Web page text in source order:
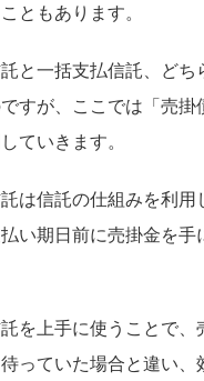
ともあります。
と一括支払信託、どち
すが、ここでは「売掛
ていきます。
は信託の仕組みを利用
払い期日前に売掛金を手
を上手に使うことで、
っていた場合と違い、